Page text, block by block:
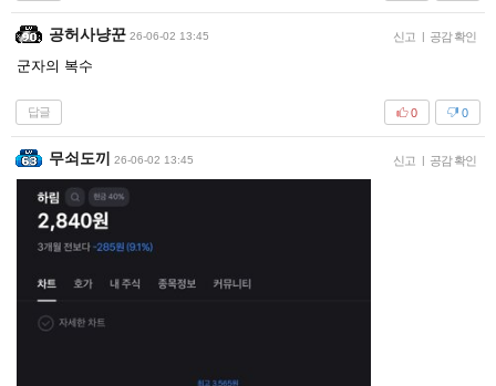
공허사냥꾼 26-06-02 13:45 신고 | 공감 확인
군자의 복수
답글 0
0
무쇠도끼 26-06-02 13:45 신고 | 공감 확인